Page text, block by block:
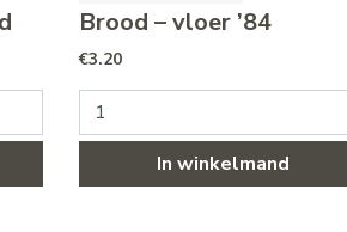
kan gekozen worden op de
Brood – vloer ’84
€3.20
Brood - vloer '84 aantal
In winkelmand